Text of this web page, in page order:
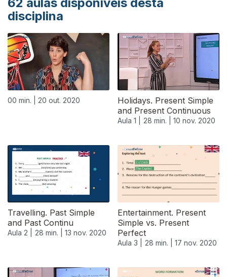
disciplina
00 min. | 20 out. 2020
Holidays. Present Simple
and Present Continuous
Aula 1 | 28 min. | 10 nov. 2020
Travelling. Past Simple
and Past Continu
Aula 2 | 28 min. | 13 nov. 2020
Entertainment. Present
Simple vs. Present
Perfect
Aula 3 | 28 min. | 17 nov. 2020